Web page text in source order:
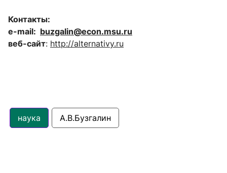
Контакты:
e-mail: buzgalin@econ.msu.ru
веб-сайт: http://alternativy.ru
наука А.В.Бузгалин